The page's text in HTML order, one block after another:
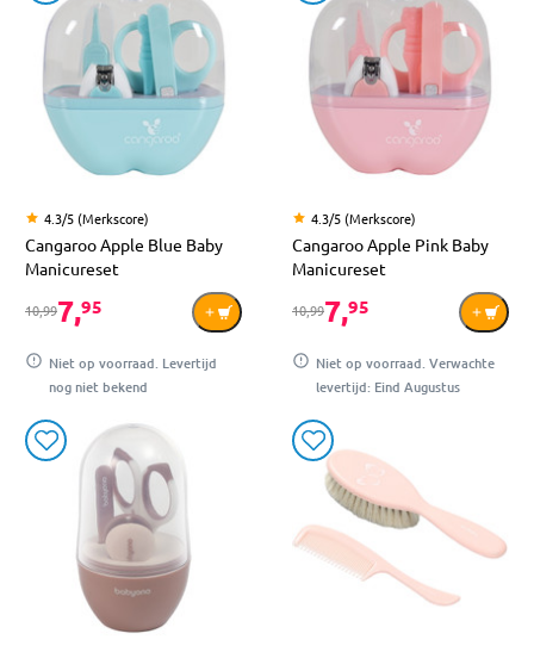
4.3/5 (Merkscore)
Cangaroo Apple Blue Baby
Manicureset
10,997,95
Niet op voorraad. Levertijd
nog niet bekend
4.3/5 (Merkscore)
Cangaroo Apple Pink Baby
Manicureset
10,997,95
Niet op voorraad. Verwachte
levertijd: Eind Augustus